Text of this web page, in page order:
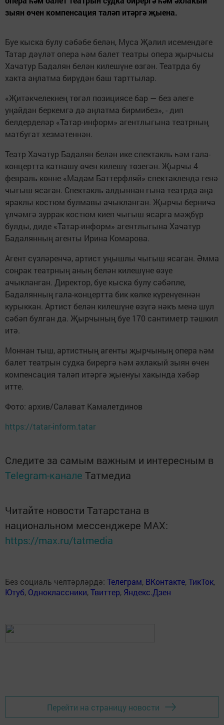
зыян өчен компенсация таләп итәргә җыена.
Буе кыска булу сәбәбе белән, Муса Җәлил исемендәге
Татар дәүләт опера һәм балет театры опера җырчысы
Хачатур Бадалян белән килешүне өзгән. Театрда бу
хакта аңлатма бирүдән баш тарттылар.
«Җитәкчелекнең төгәл позициясе бар — без әлеге
уңайдан беркемгә дә аңлатма бирмибез», - дип
белдерделәр «Татар-информ» агентлыгына театрның
матбугат хезмәтеннән.
Театр Хачатур Бадалян белән ике спектакль һәм гала-
концертта катнашу өчен килешү төзегән. Җырчы 4
февраль көнне «Мадам Баттерфляй» спектаклендә генә
чыгыш ясаган. Спектакль алдыннан гына театрда аңа
яраклы костюм булмавы ачыкланган. Җырчы берничә
үлчәмгә зуррак костюм киеп чыгыш ясарга мәҗбүр
булды, диде «Татар-информ» агентлыгына Хачатур
Бадалянның агенты Ирина Комарова.
Агент сүзләренчә, артист уңышлы чыгыш ясаган. Әмма
соңрак театрның аның белән килешүне өзүе
ачыкланган. Директор, буе кыска булу сәбәпле,
Бадалянның гала-концертта бик көлке күренүеннән
курыккан. Артист белән килешүне өзүгә нәкъ менә шул
сәбәп булган да. Җырчының буе 170 сантиметр тәшкил
итә.
Моннан тыш, артистның агенты җырчының опера һәм
балет театрын судка бирергә һәм әхлакый зыян өчен
компенсация таләп итәргә җыенуы хакында хәбәр
итте.
Фото: архив/Салават Камалетдинов
https://tatar-inform.tatar
Следите за самым важным и интересным в
Telegram-канале Татмедиа
Читайте новости Татарстана в
национальном мессенджере MАХ:
https://max.ru/tatmedia
Без социаль челтәрләрдә: Телеграм, ВКонтакте,ТикТок,
Ютуб, Одноклассники,Твиттер, Яндекс.Дзен
Перейти на страницу новости